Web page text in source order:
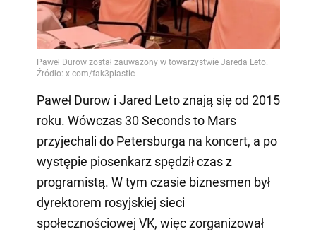
Paweł Durow i Jared Leto znają się od 2015
roku. Wówczas 30 Seconds to Mars
przyjechali do Petersburga na koncert, a po
występie piosenkarz spędził czas z
programistą. W tym czasie biznesmen był
dyrektorem rosyjskiej sieci
społecznościowej VK, więc zorganizował